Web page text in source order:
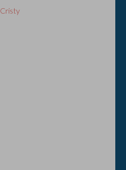
Cristy